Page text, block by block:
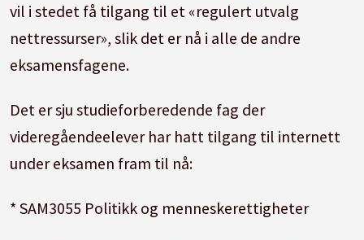
vil i stedet få tilgang til et «regulert utvalg
nettressurser», slik det er nå i alle de andre
eksamensfagene.
Det er sju studieforberedende fag der
videregåendeelever har hatt tilgang til internett
under eksamen fram til nå:
* SAM3055 Politikk og menneskerettigheter